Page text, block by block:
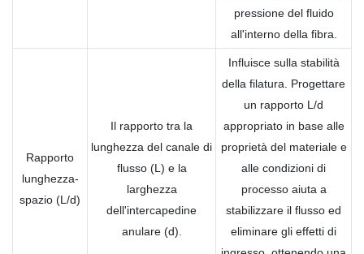
pressione del fluido
all'interno della fibra.
Rapporto
lunghezza-
spazio (L/d)
Il rapporto tra la
lunghezza del canale di
flusso (L) e la
larghezza
dell'intercapedine
anulare (d).
Influisce sulla stabilità
della filatura. Progettare
un rapporto L/d
appropriato in base alle
proprietà del materiale e
alle condizioni di
processo aiuta a
stabilizzare il flusso ed
eliminare gli effetti di